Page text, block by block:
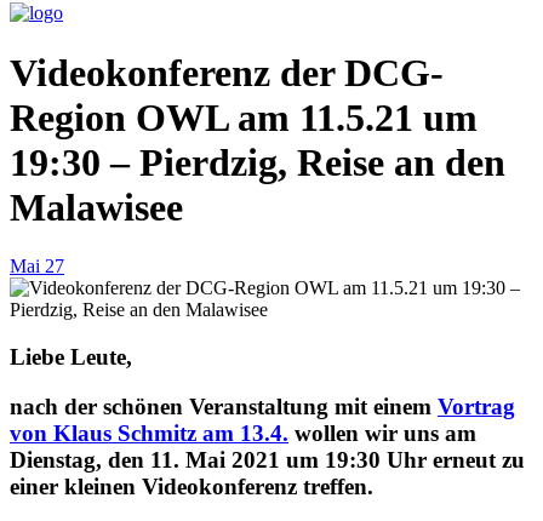
Videokonferenz der DCG-
Region OWL am 11.5.21 um
19:30 – Pierdzig, Reise an den
Malawisee
Mai 27
Liebe Leute,
nach der schönen Veranstaltung mit einem Vortrag
von Klaus Schmitz am 13.4. wollen wir uns am
Dienstag, den 11. Mai 2021 um 19:30 Uhr erneut zu
einer kleinen Videokonferenz treffen.